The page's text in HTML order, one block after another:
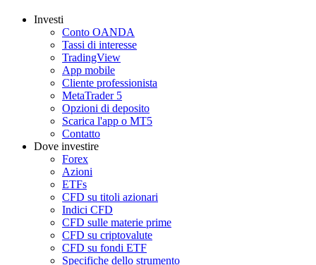
Investi
Conto OANDA
Tassi di interesse
TradingView
App mobile
Cliente professionista
MetaTrader 5
Opzioni di deposito
Scarica l'app o MT5
Contatto
Dove investire
Forex
Azioni
ETFs
CFD su titoli azionari
Indici CFD
CFD sulle materie prime
CFD su criptovalute
CFD su fondi ETF
Specifiche dello strumento